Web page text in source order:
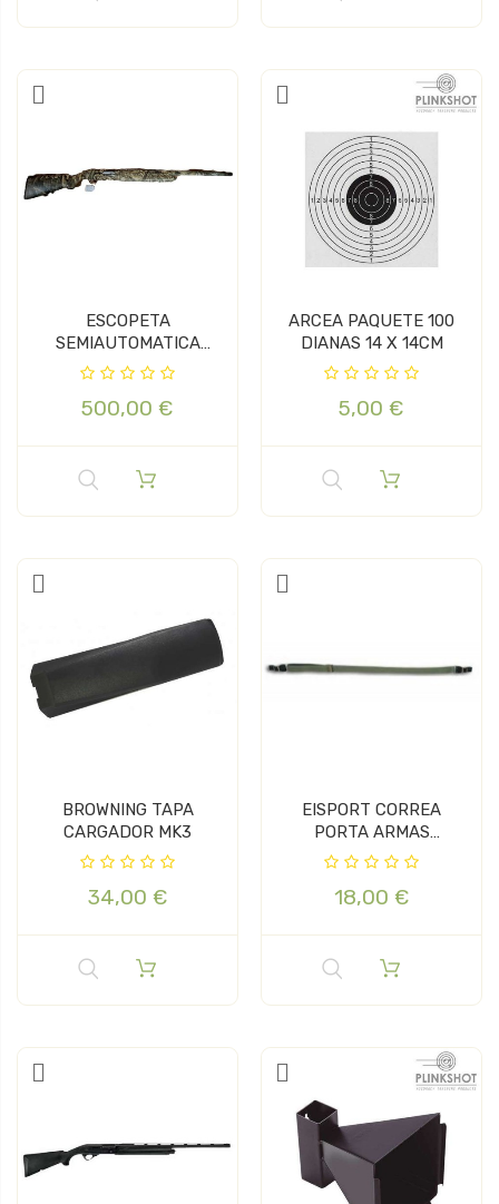
ESCOPETA
SEMIAUTOMATICA
BERETTA A301 CAL 12
500,00 €
ARCEA PAQUETE 100
DIANAS 14 X 14CM
5,00 €
BROWNING TAPA
CARGADOR MK3
34,00 €
EISPORT CORREA
PORTA ARMAS
CORDURA
18,00 €